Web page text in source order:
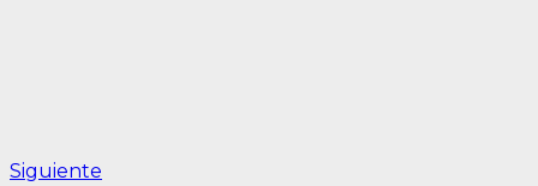
Siguiente